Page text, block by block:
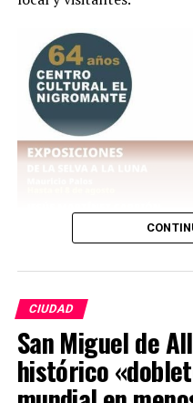
CIUDAD
San Miguel de
histórico